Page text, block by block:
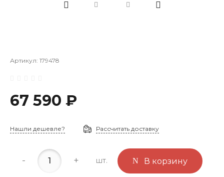
Артикул: 179478
67 590 ₽
Нашли дешевле? Рассчитать доставку
- + шт. В корзину